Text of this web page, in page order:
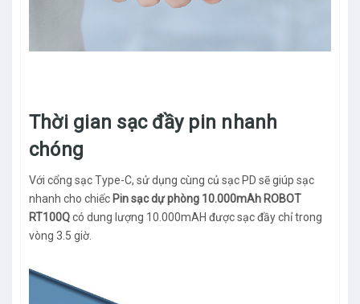
Thời gian sạc đầy pin nhanh
chóng
Với cổng sạc Type-C, sử dụng cùng củ sạc PD sẽ giúp sạc
nhanh cho chiếc Pin sạc dự phòng 10.000mAh ROBOT
RT100Qcó dung lượng 10.000mAH được sạc đầy chỉ trong
vòng 3.5 giờ.